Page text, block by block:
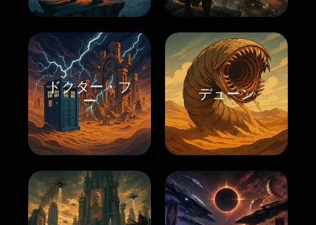
ドクター・フ
ー
デューン